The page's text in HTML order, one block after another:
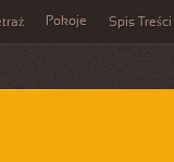
Pokoje Spis Treści